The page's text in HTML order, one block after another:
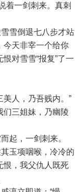
着一剑刺来。真刺
雪倒退七八步才站
今天非宰一个给你
对雪雪“报复”了一
人，乃吾贱内。”
三姐妹，乃幽陵
起，一剑刺来。
玉项咽喉，冷冷的
恨，我父仇人既死